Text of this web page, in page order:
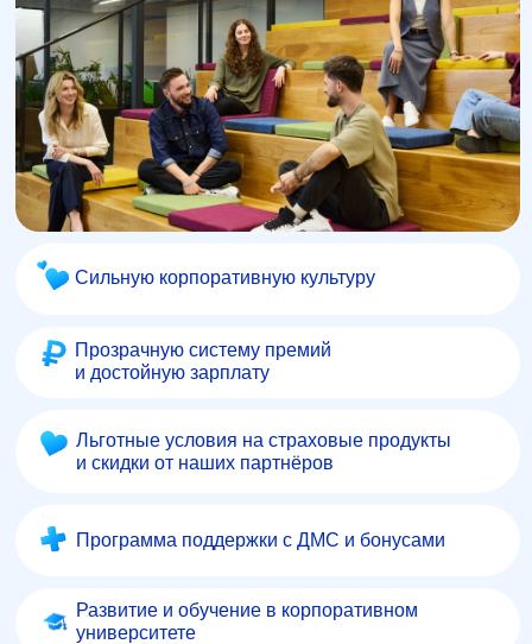
Сильную корпоративную культуру
Прозрачную систему премий
и достойную зарплату
Льготные условия на страховые продукты
и скидки от наших партнёров
Программа поддержки с ДМС и бонусами
Развитие и обучение в корпоративном
университете